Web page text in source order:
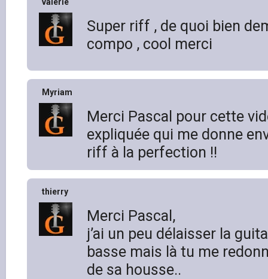
Super riff , de quoi bien
compo , cool merci
Myriam
Merci Pascal pour cette
expliquée qui me donne
riff à la perfection !!
thierry
Merci Pascal,
j’ai un peu délaisser la
basse mais là tu me
de sa housse..